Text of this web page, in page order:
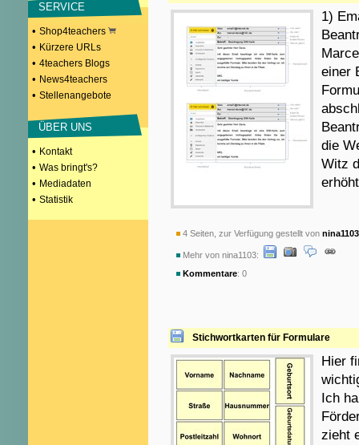
SERVICE
• Shop4teachers
• Kürzere URLs
• 4teachers Blogs
• News4teachers
• Stellenangebote
ÜBER UNS
• Kontakt
• Was bringt's?
• Mediadaten
• Statistik
1)
einer
die
Witz
4 Seiten, zur Verfügung gestellt von nina1103
Mehr von nina1103:
Kommentare: 0
Stichwortkarten für Formulare
Hier
Ich
zieht